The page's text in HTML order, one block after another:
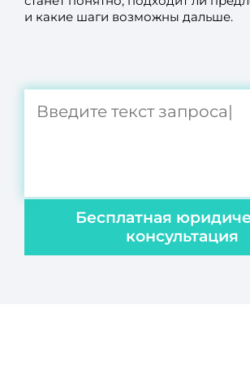
и какие шаги возможны дальше.
Бесплатная
консультация